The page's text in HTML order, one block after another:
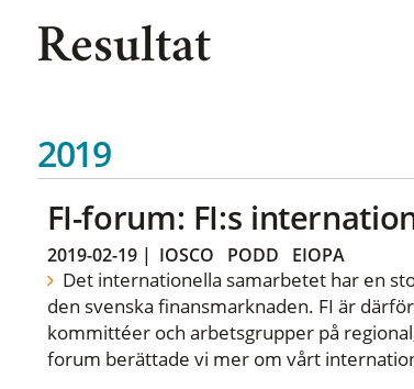
Resultat
2019
FI-forum: FI:s
2019-02-19| IOSCO PODD EIOPA
Det internationella samarbetet har en
den svenska finansmarknaden. FI är
kommittéer och arbetsgrupper på
forum berättade vi mer om vårt